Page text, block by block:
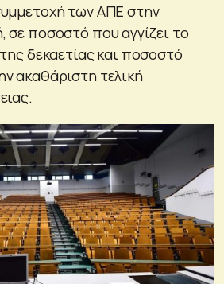
των ΑΠΕ στην
ποσοστό που αγγίζει το
δεκαετίας και ποσοστό
ακαθάριστη τελική